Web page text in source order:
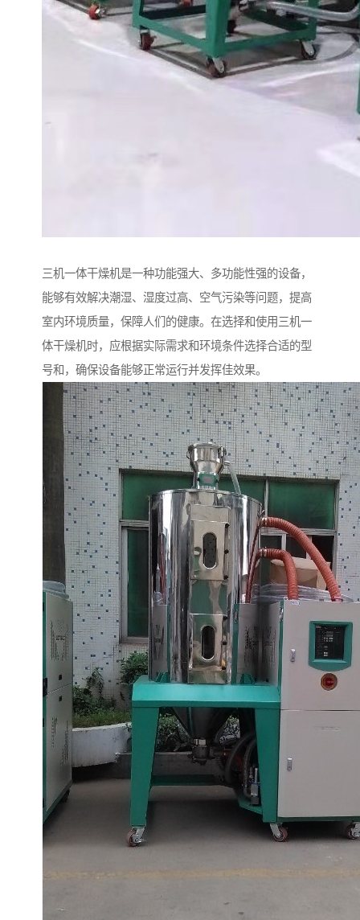
三机一体干燥机是一种功能强大、多功能性强的设备，
能够有效解决潮湿、湿度过高、空气污染等问题，提高
室内环境质量，保障人们的健康。在选择和使用三机一
体干燥机时，应根据实际需求和环境条件选择合适的型
号和，确保设备能够正常运行并发挥佳效果。